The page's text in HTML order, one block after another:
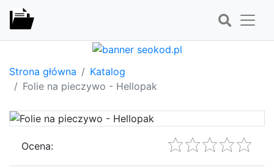
Strona główna
Katalog
Folie na pieczywo - Hellopak
Ocena: